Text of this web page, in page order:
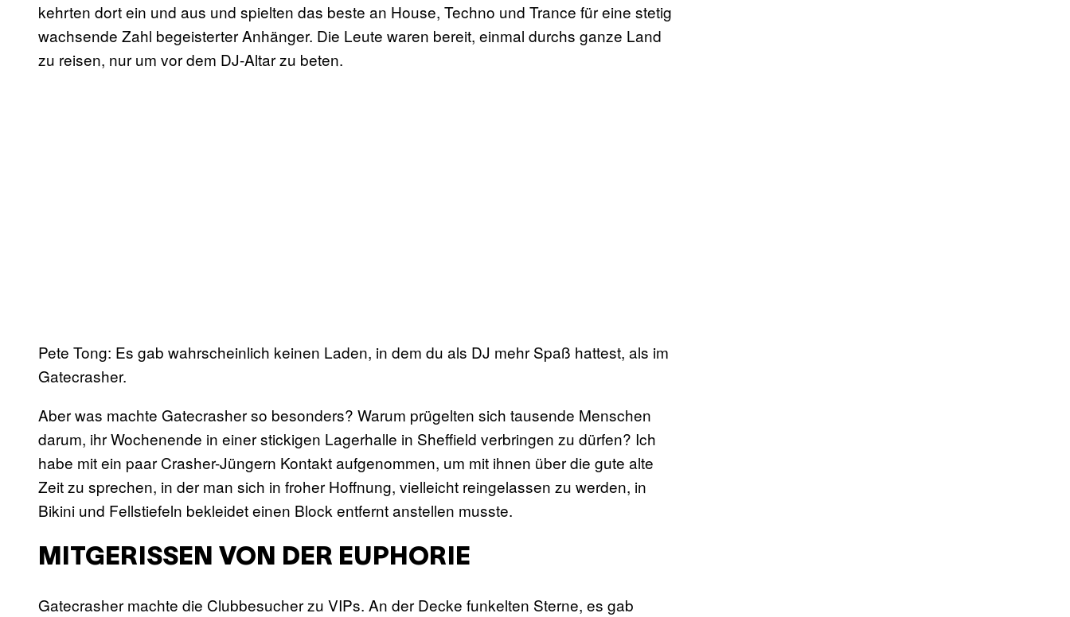
kehrten dort ein und aus und spielten das beste an House, Techno und Trance für eine stetig
wachsende Zahl begeisterter Anhänger. Die Leute waren bereit, einmal durchs ganze Land
zu reisen, nur um vor dem DJ-Altar zu beten.
Pete Tong: Es gab wahrscheinlich keinen Laden, in dem du als DJ mehr Spaß hattest, als im
Gatecrasher.
Aber was machte Gatecrasher so besonders? Warum prügelten sich tausende Menschen
darum, ihr Wochenende in einer stickigen Lagerhalle in Sheffield verbringen zu dürfen? Ich
habe mit ein paar Crasher-Jüngern Kontakt aufgenommen, um mit ihnen über die gute alte
Zeit zu sprechen, in der man sich in froher Hoffnung, vielleicht reingelassen zu werden, in
Bikini und Fellstiefeln bekleidet einen Block entfernt anstellen musste.
MITGERISSEN VON DER EUPHORIE
Gatecrasher machte die Clubbesucher zu VIPs. An der Decke funkelten Sterne, es gab